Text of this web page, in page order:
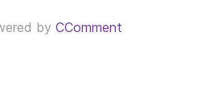
by CComment